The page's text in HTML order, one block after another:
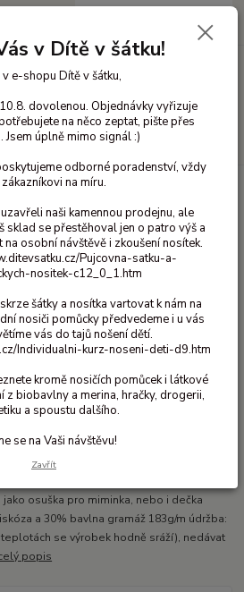
0 Kč
plenky Čtvercové plenky
osuška
osuška pro miminka, nebo i dečka
a 30% bavlna gramáž 183g/m údržba:
teplotách se výrobek hodně sráží), nedávat
popis
v Dítě v šátku!
e-shopu Dítě v šátku,
dovolenou. Objednávky vyřizuje
na něco zeptat, pište přes
Jsem úplně mimo signál :)
odborné poradenství, vždy
na míru.
naši kamennou prodejnu, ale
sklad se přestěhoval jen o patro výš a
osobní návštěvě i zkoušení nosítek.
Pujcovna-satku-a-
nositek-c12_0_1.htm
šátky a nosítka vartovat k nám na
nosiči pomůcky předvedeme i u vás
vás do tajů nošení dětí.
Individualni-kurz-noseni-deti-d9.htm
kromě nosičích pomůcek i látkové
z biobavlny a merina, hračky, drogerii,
a spoustu dalšího.
se na Vaši návštěvu!
Zavřít